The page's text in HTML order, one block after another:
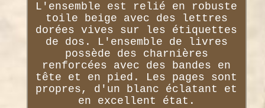
L'ensemble est relié en robuste
toile beige avec des lettres
dorées vives sur les étiquettes
de dos. L'ensemble de livres
possède des charnières
renforcées avec des bandes en
tête et en pied. Les pages sont
propres, d'un blanc éclatant et
en excellent état.